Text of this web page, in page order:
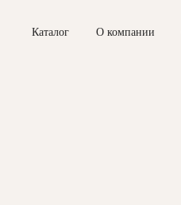
Каталог О компании